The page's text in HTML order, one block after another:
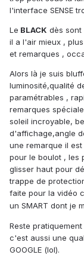
l'interface SENSE
Le BLACK dès sont
il a l'air mieux ,
et remarques ,
Alors là je suis
luminosité,qualité
paramétrables ,
remarques
soleil incroyable,
d'affichage,angle
une remarque il
pour le boulot , les
glisser haut pour
trappe de
faite pour la vidéo
un SMART dont je
Reste
c'est aussi une
GOOGLE (lol).